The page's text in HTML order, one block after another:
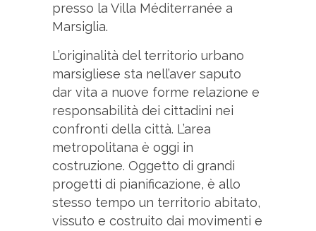
presso la Villa Méditerranée a
Marsiglia.
L’originalità del territorio urbano
marsigliese sta nell’aver saputo
dar vita a nuove forme relazione e
responsabilità dei cittadini nei
confronti della città. L’area
metropolitana è oggi in
costruzione. Oggetto di grandi
progetti di pianificazione, è allo
stesso tempo un territorio abitato,
vissuto e costruito dai movimenti e